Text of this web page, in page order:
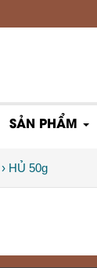
SẢN PHẨM
› HỦ 50g